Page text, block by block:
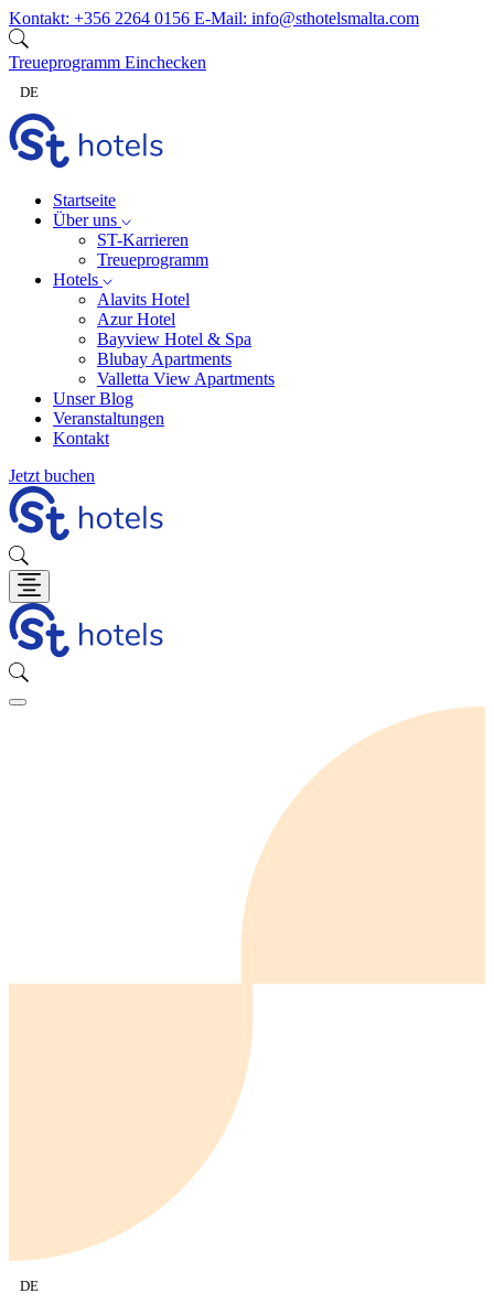
Zum Inhalt springen
Kontakt: +356 2264 0156 E-Mail: info@sthotelsmalta.com
Treueprogramm Einchecken
DE
Startseite
Über uns
ST-Karrieren
Treueprogramm
Hotels
Alavits Hotel
Azur Hotel
Bayview Hotel & Spa
Blubay Apartments
Valletta View Apartments
Unser Blog
Veranstaltungen
Kontakt
Jetzt buchen
DE